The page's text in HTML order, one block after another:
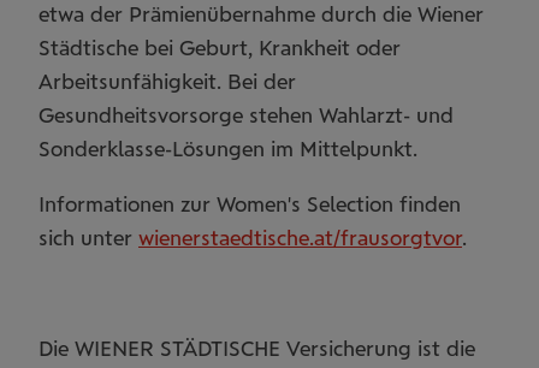
etwa der Prämienübernahme durch die Wiener
Städtische bei Geburt, Krankheit oder
Arbeitsunfähigkeit. Bei der
Gesundheitsvorsorge stehen Wahlarzt- und
Sonderklasse-Lösungen im Mittelpunkt.
Informationen zur Women's Selection finden
sich unter wienerstaedtische.at/frausorgtvor.
Die WIENER STÄDTISCHE Versicherung ist die